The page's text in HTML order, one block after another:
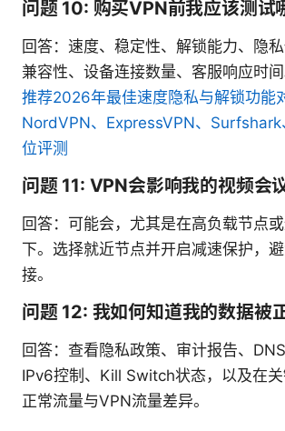
问题 10: 购买VPN前我应该测试
回答：速度、稳定性、解锁能力、隐
兼容性、设备连接数量、客服响应时间
推荐2026年最佳速度隐私与解锁功能
NordVPN、ExpressVPN、
位评测
问题 11: VPN会影响我的视频会
回答：可能会，尤其是在高负载节点
下。选择就近节点并开启减速保护，
接。
问题 12: 我如何知道我的数据被
回答：查看隐私政策、审计报告、DNS
IPv6控制、Kill Switch状态，以及在
正常流量与VPN流量差异。